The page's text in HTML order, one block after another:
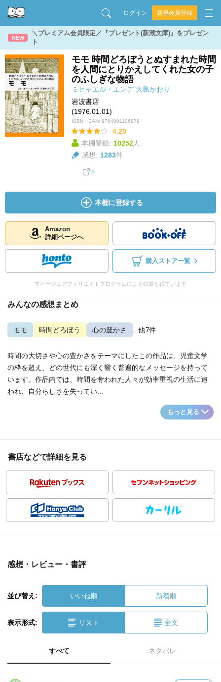
ログイン 新規会員登録
NEW
＼プレミアム会員限定／『プレゼント(新潮文庫)』をプレゼン
ト
モモ 時間どろぼうとぬすまれた時間
を人間にとりかえしてくれた女の子
のふしぎな物語
ミヒャエル・エンデ 大島かおり
岩波書店
(1976.01.01)
ISBN・EAN: 9784001106879
4.20
本棚登録: 10252人
感想: 1283件
本棚に登録する
Amazon
詳細ページへ
購入ストア一覧
本ページはアフィリエイトプログラムによる収益を得ています
みんなの感想まとめ
モモ 時間どろぼう 心の豊かさ ...他7件
時間の大切さや心の豊かさをテーマにしたこの作品は、児童文学
の枠を超え、どの世代にも深く響く普遍的なメッセージを持って
います。作品内では、時間を奪われた人々が効率重視の生活に追
われ、自分らしさを失ってい...
もっと見る
書店などで詳細を見る
感想・レビュー・書評
並び替え: いいね順 新着順
表示形式: リスト 全文
すべて ネタバレ